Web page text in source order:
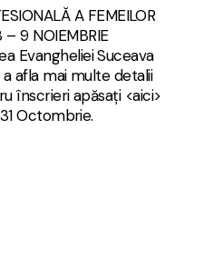
A FEMEILOR
– 9 NOIEMBRIE
Evangheliei Suceava
afla mai multe detalii
înscrieri apăsați <aici>
Octombrie.